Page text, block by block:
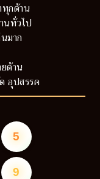
กด้าน
นทั่วไป
มาก
ด้าน
อุปสรรค
5
9